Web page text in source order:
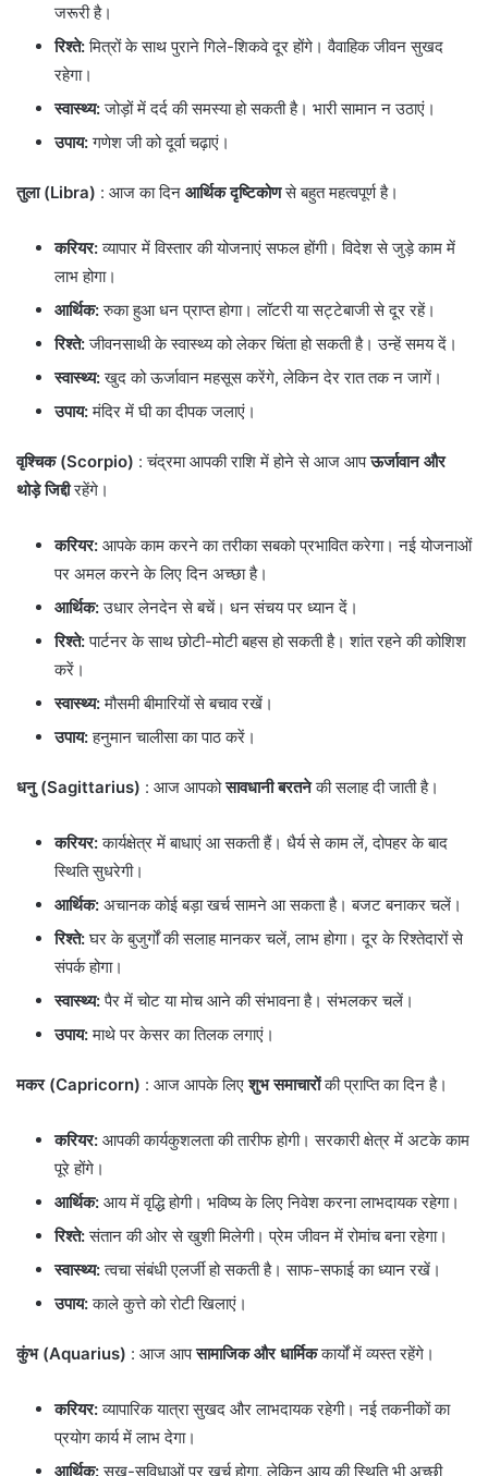
जरूरी है।
रिश्ते:मित्रों के साथ पुराने गिले-शिकवे दूर होंगे। वैवाहिक जीवन सुखद
रहेगा।
स्वास्थ्य:जोड़ों में दर्द की समस्या हो सकती है। भारी सामान न उठाएं।
उपाय:गणेश जी को दूर्वा चढ़ाएं।
तुला (Libra) : आज का दिन आर्थिक दृष्टिकोणसे बहुत महत्वपूर्ण है।
करियर:व्यापार में विस्तार की योजनाएं सफल होंगी। विदेश से जुड़े काम में
लाभ होगा।
आर्थिक:रुका हुआ धन प्राप्त होगा। लॉटरी या सट्टेबाजी से दूर रहें।
रिश्ते:जीवनसाथी के स्वास्थ्य को लेकर चिंता हो सकती है। उन्हें समय दें।
स्वास्थ्य:खुद को ऊर्जावान महसूस करेंगे, लेकिन देर रात तक न जागें।
उपाय:मंदिर में घी का दीपक जलाएं।
वृश्चिक (Scorpio) : चंद्रमा आपकी राशि में होने से आज आपऊर्जावान और
थोड़े जिद्दीरहेंगे।
करियर: आपके काम करने का तरीका सबको प्रभावित करेगा। नई योजनाओं
पर अमल करने के लिए दिन अच्छा है।
आर्थिक:उधार लेनदेन से बचें। धन संचय पर ध्यान दें।
रिश्ते:पार्टनर के साथ छोटी-मोटी बहस हो सकती है। शांत रहने की कोशिश
करें।
स्वास्थ्य:मौसमी बीमारियों से बचाव रखें।
उपाय:हनुमान चालीसा का पाठ करें।
धनु (Sagittarius) : आज आपकोसावधानी बरतनेकी सलाह दी जाती है।
करियर:कार्यक्षेत्र में बाधाएं आ सकती हैं। धैर्य से काम लें, दोपहर के बाद
स्थिति सुधरेगी।
आर्थिक: अचानक कोई बड़ा खर्च सामने आ सकता है। बजट बनाकर चलें।
रिश्ते:घर के बुजुर्गों की सलाह मानकर चलें, लाभ होगा। दूर के रिश्तेदारों से
संपर्क होगा।
स्वास्थ्य:पैर में चोट या मोच आने की संभावना है। संभलकर चलें।
उपाय:माथे पर केसर का तिलक लगाएं।
मकर (Capricorn) : आज आपके लिएशुभ समाचारोंकी प्राप्ति का दिन है।
करियर: आपकी कार्यकुशलता की तारीफ होगी। सरकारी क्षेत्र में अटके काम
पूरे होंगे।
आर्थिक: आय में वृद्धि होगी। भविष्य के लिए निवेश करना लाभदायक रहेगा।
रिश्ते:संतान की ओर से खुशी मिलेगी। प्रेम जीवन में रोमांच बना रहेगा।
स्वास्थ्य:त्वचा संबंधी एलर्जी हो सकती है। साफ-सफाई का ध्यान रखें।
उपाय:काले कुत्ते को रोटी खिलाएं।
कुंभ (Aquarius) : आज आपसामाजिक और धार्मिककार्यों में व्यस्त रहेंगे।
करियर:व्यापारिक यात्रा सुखद और लाभदायक रहेगी। नई तकनीकों का
प्रयोग कार्य में लाभ देगा।
आर्थिक:सुख-सुविधाओं पर खर्च होगा, लेकिन आय की स्थिति भी अच्छी